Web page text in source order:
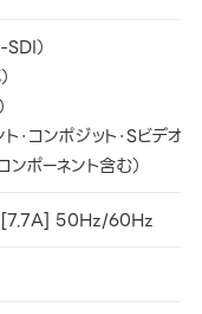
）
コンポジット・Sビデオ含
ポーネント含む）
50Hz/60Hz